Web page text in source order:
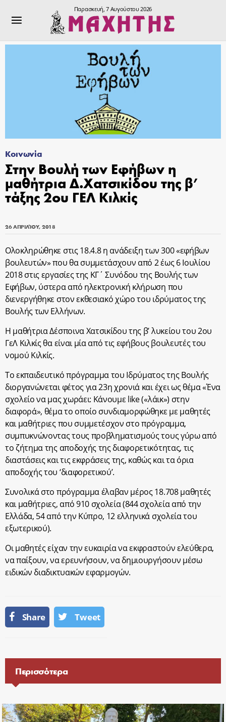
Παρασκευή, 7 Αυγούστου 2026
Κοινωνία
Στην Βουλή των Εφήβων η
μαθήτρια Δ.Χατσικίδου της β’
τάξης 2ου ΓΕΛ Κιλκίς
26 ΑΠΡΙΛΊΟΥ, 2018
Ολοκληρώθηκε στις 18.4.8 η ανάδειξη των 300 «εφήβων
βουλευτών» που θα συμμετάσχουν από 2 έως 6 Ιουλίου
2018 στις εργασίες της ΚΓ΄ Συνόδου της Βουλής των
Εφήβων, ύστερα από ηλεκτρονική κλήρωση που
διενεργήθηκε στον εκθεσιακό χώρο του ιδρύματος της
Βουλής των Ελλήνων.
Η μαθήτρια Δέσποινα Χατσικίδου της β’ λυκείου του 2ου
ΓεΛ Κιλκίς θα είναι μία από τις εφήβους βουλευτές του
νομού Κιλκίς.
Το εκπαιδευτικό πρόγραμμα του Ιδρύματος της Βουλής
διοργανώνεται φέτος για 23η χρονιά και έχει ως θέμα «Ένα
σχολείο να μας χωράει: Κάνουμε like («λάικ») στην
διαφορά», θέμα το οποίο συνδιαμορφώθηκε με μαθητές
και μαθήτριες που συμμετέσχον στο πρόγραμμα,
συμπυκνώνοντας τους προβληματισμούς τους γύρω από
το ζήτημα της αποδοχής της διαφορετικότητας, τις
διαστάσεις και τις εκφράσεις της, καθώς και τα όρια
αποδοχής του ‘διαφορετικού’.
Συνολικά στο πρόγραμμα έλαβαν μέρος 18.708 μαθητές
και μαθήτριες, από 910 σχολεία (844 σχολεία από την
Ελλάδα, 54 από την Κύπρο, 12 ελληνικά σχολεία του
εξωτερικού).
Οι μαθητές είχαν την ευκαιρία να εκφραστούν ελεύθερα,
να παίξουν, να ερευνήσουν, να δημιουργήσουν μέσω
ειδικών διαδικτυακών εφαρμογών.
Share Tweet
Περισσότερα